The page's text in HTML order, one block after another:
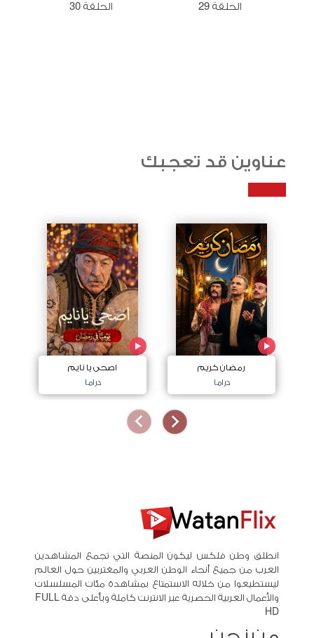
الحلقة 29
الحلقة 30
عناوين قد تعجبك
رمضان كريم
دراما
اصحى يا نايم
دراما
انطلق وطن فلكس ليكون المنصة التي تجمع المشاهدين
العرب من جميع أنحاء الوطن العربي والمغتربين حول العالم
ليستطيعوا من خلاله الاستمتاع بمشاهدة مئات المسلسلات
والأعمال العربية الحصرية عبر الانترنت كاملة وبأعلى دقة FULL
HD